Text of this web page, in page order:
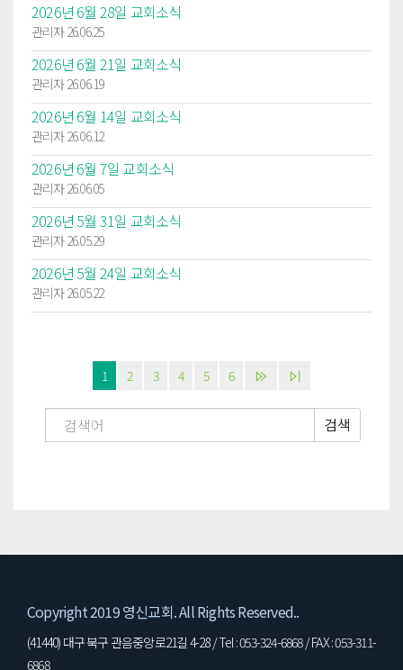
2026년 6월 28일 교회소식
관리자 26.06.25
2026년 6월 21일 교회소식
관리자 26.06.19
2026년 6월 14일 교회소식
관리자 26.06.12
2026년 6월 7일 교회소식
관리자 26.06.05
2026년 5월 31일 교회소식
관리자 26.05.29
2026년 5월 24일 교회소식
관리자 26.05.22
1 2 3 4 5 6
검색
Copyright 2019 영신교회. All Rights Reserved..
(41440) 대구 북구 관음중앙로21길 4-28 / Tel : 053-324-6868 / FAX : 053-311-
6868